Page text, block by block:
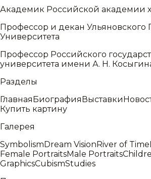
Академик Российской академии
Профессор и декан Ульяновского
Университета
Профессор Российского
университета имени А. Н.
Разделы
ГлавнаяБиографияВыставки
Купить картину
Галерея
SymbolismDream VisionRiver of Time
Female PortraitsMale Portraits
GraphicsCubismStudies